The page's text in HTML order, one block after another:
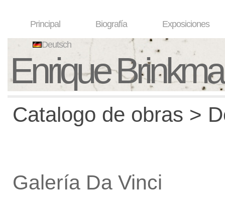
Principal Biografía Exposiciones
Deutsch
Enrique
Catalogo de obras >
Galería Da Vinci